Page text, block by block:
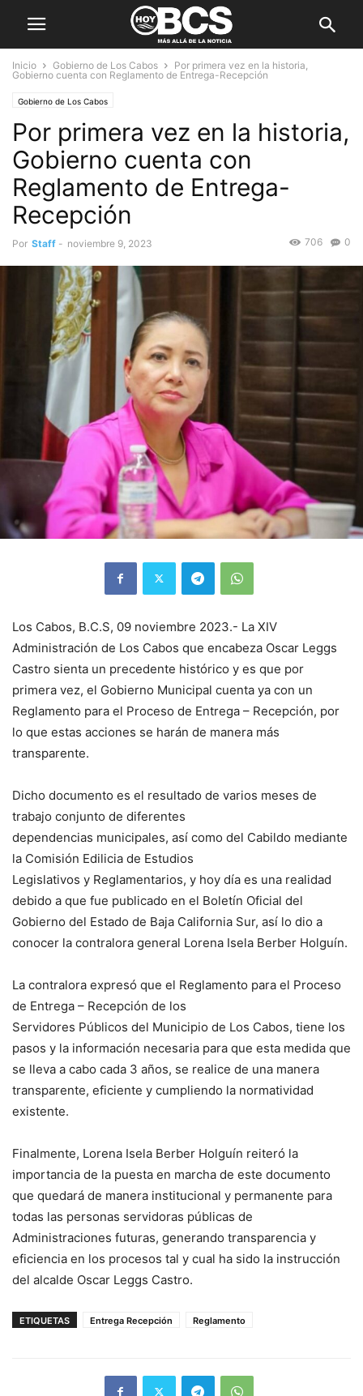
Inicio Gobierno de Los Cabos
Por primera vez en la historia,
Gobierno cuenta con Reglamento de Entrega-Recepción
Gobierno de Los Cabos
Por primera vez en la historia,
Gobierno cuenta con
Reglamento de Entrega-
Recepción
Por Staff - noviembre 9, 2023 0
706
Los Cabos, B.C.S, 09 noviembre 2023.- La XIV
Administración de Los Cabos que encabeza Oscar Leggs
Castro sienta un precedente histórico y es que por
primera vez, el Gobierno Municipal cuenta ya con un
Reglamento para el Proceso de Entrega – Recepción, por
lo que estas acciones se harán de manera más
transparente.
Dicho documento es el resultado de varios meses de
trabajo conjunto de diferentes
dependencias municipales, así como del Cabildo mediante
la Comisión Edilicia de Estudios
Legislativos y Reglamentarios, y hoy día es una realidad
debido a que fue publicado en el Boletín Oficial del
Gobierno del Estado de Baja California Sur, así lo dio a
conocer la contralora general Lorena Isela Berber Holguín.
La contralora expresó que el Reglamento para el Proceso
de Entrega – Recepción de los
Servidores Públicos del Municipio de Los Cabos, tiene los
pasos y la información necesaria para que esta medida que
se lleva a cabo cada 3 años, se realice de una manera
transparente, eficiente y cumpliendo la normatividad
existente.
Finalmente, Lorena Isela Berber Holguín reiteró la
importancia de la puesta en marcha de este documento
que quedará de manera institucional y permanente para
todas las personas servidoras públicas de
Administraciones futuras, generando transparencia y
eficiencia en los procesos tal y cual ha sido la instrucción
del alcalde Oscar Leggs Castro.
ETIQUETAS Entrega Recepción Reglamento